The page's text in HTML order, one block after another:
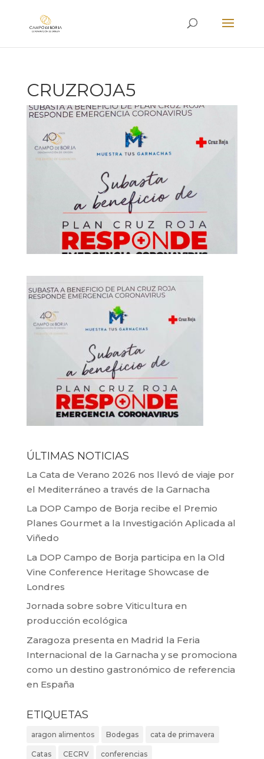
CRUZROJA5
ÚLTIMAS NOTICIAS
La Cata de Verano 2026 nos llevó de viaje por
el Mediterráneo a través de la Garnacha
La DOP Campo de Borja recibe el Premio
Planes Gourmet a la Investigación Aplicada al
Viñedo
La DOP Campo de Borja participa en la Old
Vine Conference Heritage Showcase de
Londres
Jornada sobre sobre Viticultura en
producción ecológica
Zaragoza presenta en Madrid la Feria
Internacional de la Garnacha y se promociona
como un destino gastronómico de referencia
en España
ETIQUETAS
aragon alimentos Bodegas cata de primavera
Catas CECRV conferencias